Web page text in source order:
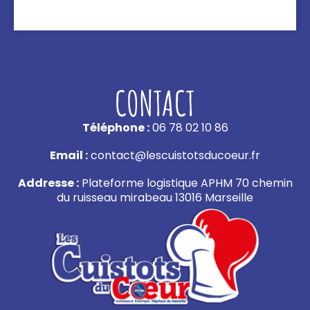
CONTACT
Téléphone :06 78 02 10 86
Email :contact@lescuistotsducoeur.fr
Addresse :Plateforme logistique APHM 70 chemin
du ruisseau mirabeau 13016 Marseille